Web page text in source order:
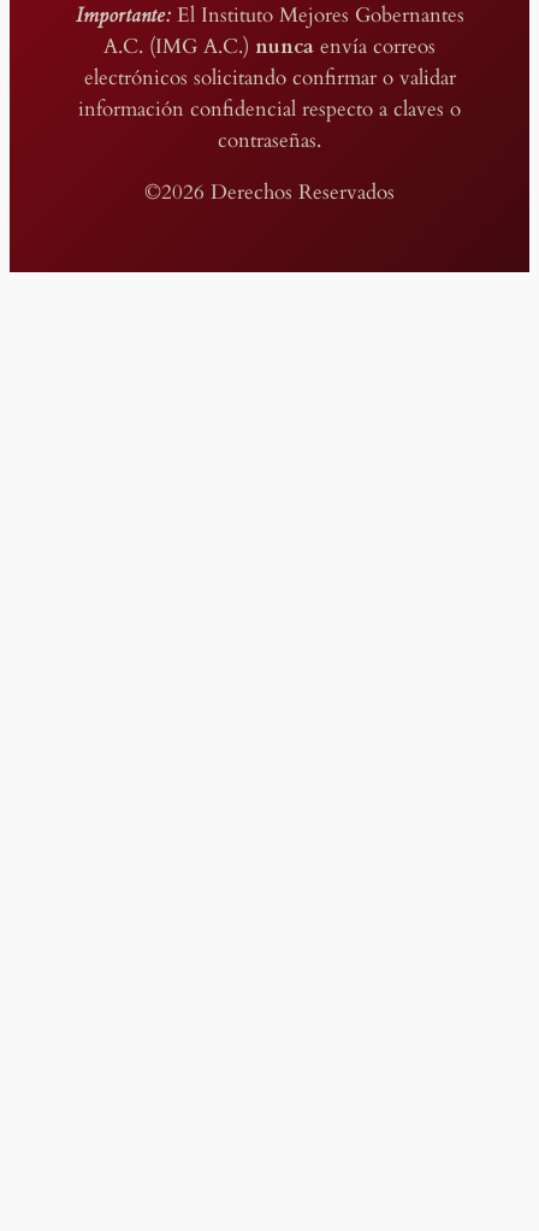
Importante:El Instituto Mejores Gobernantes
A.C. (IMG A.C.) nunca envía correos
electrónicos solicitando confirmar o validar
información confidencial respecto a claves o
contraseñas.
©2026 Derechos Reservados